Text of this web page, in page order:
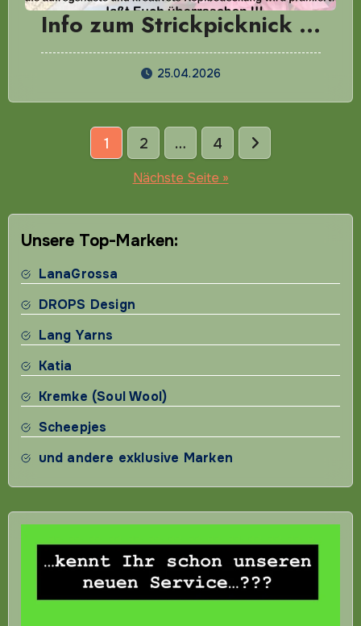
Info zum Strickpicknick …
25.04.2026
Seitennummerierung
Beiträge
1 2 … 4
Nächste Seite »
Unsere Top-Marken:
LanaGrossa
DROPS Design
Lang Yarns
Katia
Kremke (Soul Wool)
Scheepjes
und andere exklusive Marken